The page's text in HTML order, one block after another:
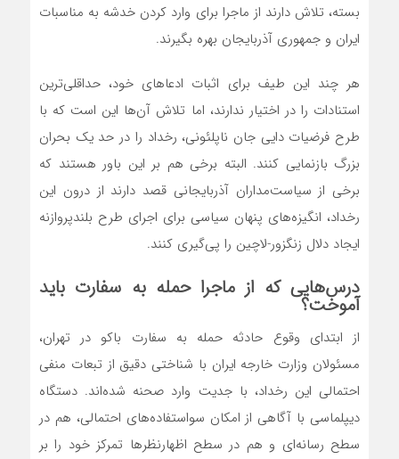
بسته، تلاش دارند از ماجرا برای وارد کردن خدشه به مناسبات
ایران و جمهوری آذربایجان بهره بگیرند.
هر چند این طیف برای اثبات ادعا‌های خود، حداقلی‌ترین
استنادات را در اختیار ندارند، اما تلاش آن‌ها این است که با
طرح فرضیات دایی جان ناپلئونی، رخداد را در حد یک بحران
بزرگ بازنمایی کنند. البته برخی هم بر این باور هستند که
برخی از سیاست‌مداران آذربایجانی قصد دارند از درون این
رخداد، انگیزه‌های پنهان سیاسی برای اجرای طرح بلندپروازنه
ایجاد دلال زنگزور-لاچین را پی‌گیری کنند.
درس‌هایی که از ماجرا حمله به سفارت باید
آموخت؟
از ابتدای وقوع حادثه حمله به سفارت باکو در تهران،
مسئولان وزارت خارجه ایران با شناختی دقیق از تبعات منفی
احتمالی این رخداد، با جدیت وارد صحنه شده‌اند. دستگاه
دیپلماسی با آگاهی از امکان سواستفاده‌های احتمالی، هم در
سطح رسانه‌ای و هم در سطح اظهارنظر‌ها تمرکز خود را بر